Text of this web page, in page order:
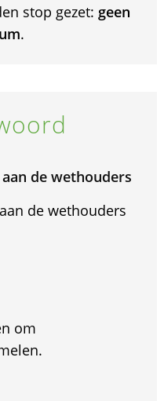
stop gezet: geen
.
de wethouders
de wethouders
om